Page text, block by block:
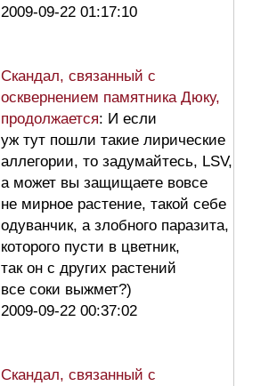
2009-09-22 01:17:10
Скандал, связанный с
осквернением памятника Дюку,
продолжается: И если
уж тут пошли такие лирические
аллегории, то задумайтесь, LSV,
а может вы защищаете вовсе
не мирное растение, такой себе
одуванчик, а злобного паразита,
которого пусти в цветник,
так он с других растений
все соки выжмет?)
2009-09-22 00:37:02
Скандал, связанный с